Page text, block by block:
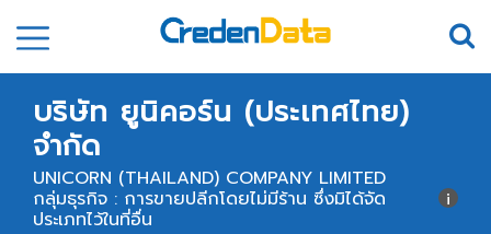
บริษัท ยูนิคอร์น (ประเทศไทย)
จำกัด
UNICORN (THAILAND) COMPANY LIMITED
กลุ่มธุรกิจ : การขายปลีกโดยไม่มีร้าน ซึ่งมิได้จัด
ประเภทไว้ในที่อื่น